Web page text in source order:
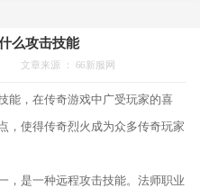
么攻击技能
文章来源 ： 66新服网
能，在传奇游戏中广受玩家的喜
，使得传奇烈火成为众多传奇玩家
，是一种远程攻击技能。法师职业